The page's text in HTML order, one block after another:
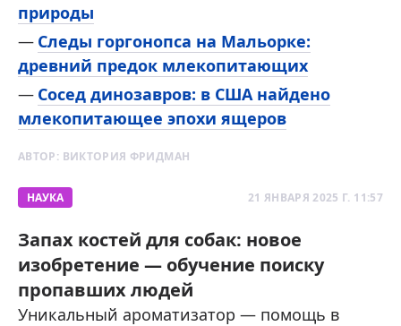
природы
Следы горгонопса на Мальорке:
древний предок млекопитающих
Сосед динозавров: в США найдено
млекопитающее эпохи ящеров
АВТОР: ВИКТОРИЯ ФРИДМАН
НАУКА 21 ЯНВАРЯ 2025 Г. 11:57
Запах костей для собак: новое
изобретение — обучение поиску
пропавших людей
Уникальный ароматизатор — помощь в